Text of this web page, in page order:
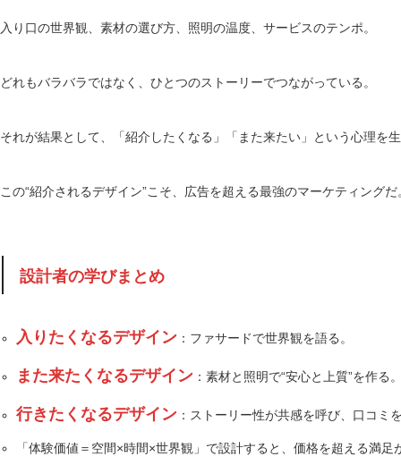
入り口の世界観、素材の選び方、照明の温度、サービスのテンポ。
どれもバラバラではなく、ひとつのストーリーでつながっている。
それが結果として、「紹介したくなる」「また来たい」という心理を
この“紹介されるデザイン”こそ、広告を超える最強のマーケティングだ
設計者の学びまとめ
入りたくなるデザイン ：ファサードで世界観を語る。
また来たくなるデザイン ：素材と照明で“安心と上質”を作る
行きたくなるデザイン ：ストーリー性が共感を呼び、口コミ
「体験価値＝空間×時間×世界観」で設計すると、価格を超える満足